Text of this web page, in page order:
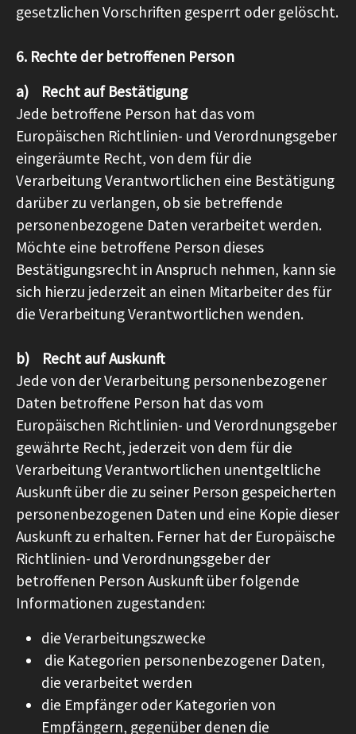
gesetzlichen Vorschriften gesperrt oder gelöscht.
6. Rechte der betroffenen Person
a) Recht auf Bestätigung
Jede betroffene Person hat das vom
Europäischen Richtlinien- und Verordnungsgeber
eingeräumte Recht, von dem für die
Verarbeitung Verantwortlichen eine Bestätigung
darüber zu verlangen, ob sie betreffende
personenbezogene Daten verarbeitet werden.
Möchte eine betroffene Person dieses
Bestätigungsrecht in Anspruch nehmen, kann sie
sich hierzu jederzeit an einen Mitarbeiter des für
die Verarbeitung Verantwortlichen wenden.
b) Recht auf Auskunft
Jede von der Verarbeitung personenbezogener
Daten betroffene Person hat das vom
Europäischen Richtlinien- und Verordnungsgeber
gewährte Recht, jederzeit von dem für die
Verarbeitung Verantwortlichen unentgeltliche
Auskunft über die zu seiner Person gespeicherten
personenbezogenen Daten und eine Kopie dieser
Auskunft zu erhalten. Ferner hat der Europäische
Richtlinien- und Verordnungsgeber der
betroffenen Person Auskunft über folgende
Informationen zugestanden:
die Verarbeitungszwecke
die Kategorien personenbezogener Daten,
die verarbeitet werden
die Empfänger oder Kategorien von
Empfängern, gegenüber denen die